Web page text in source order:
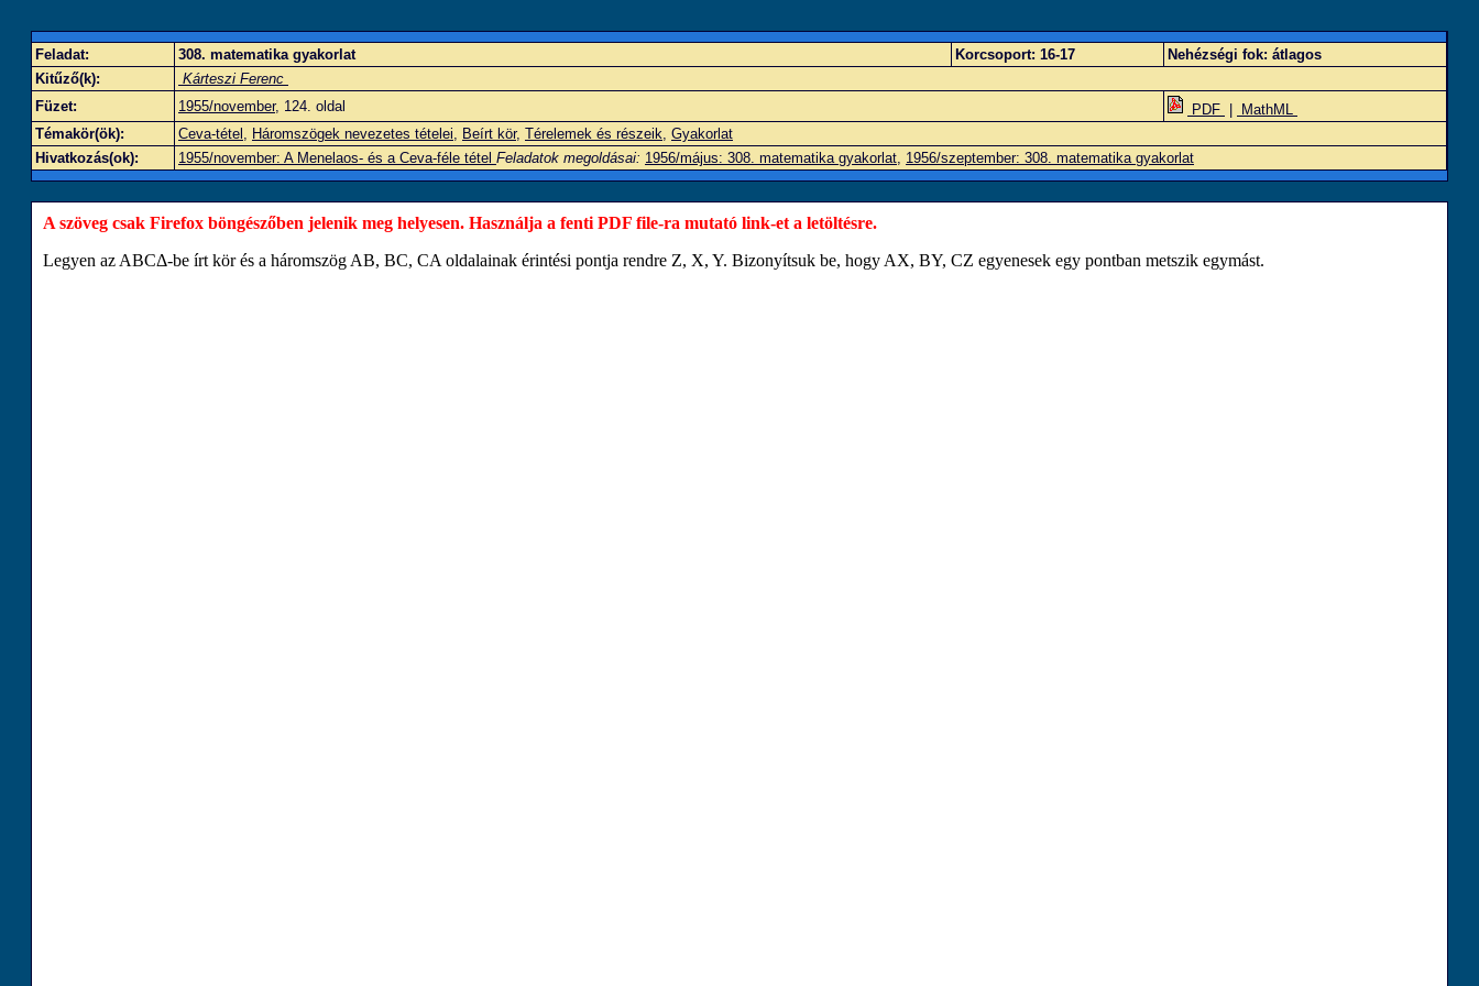
Feladat: 308. matematika gyakorlat Korcsoport: 16-17 Nehézségi fok: átlagos
Kitűző(k):
Kárteszi Ferenc
Füzet:
1955/november, 124. oldal PDF
MathML
Témakör(ök):
Ceva-tétel , Háromszögek nevezetes tételei, Beírt kör, Térelemek és részeik, Gyakorlat
Hivatkozás(ok):
1955/november: A Menelaos- és a Ceva-féle tétel Feladatok megoldásai: 1956/május: 308. matematika gyakorlat, 1956/szeptember: 308. matematika gyakorlat
A szöveg csak Firefox böngészőben jelenik meg helyesen. Használja a fenti PDF file-ra mutató link-et a letöltésre.
Legyen az ABCΔ-be írt kör és a háromszög AB, BC, CA oldalainak érintési pontja rendre Z, X, Y. Bizonyítsuk be, hogy AX, BY, CZ egyenesek egy pontban metszik egymást.